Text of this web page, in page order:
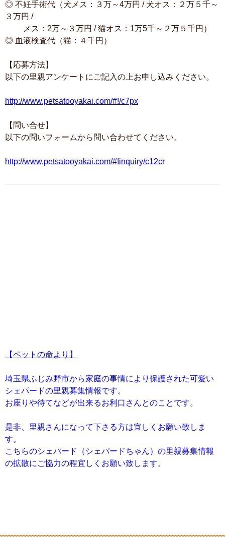
◎ 不妊手術代（犬メス：３万～4万円 / 犬オス：２万５千～
３万円 /
メス：2万～３万円 / 猫オス：1万5千～２万５千円）
◎ 血液検査代（猫：４千円）
【応募方法】
以下の里親アンケートにご記入の上お申し込みください。
http://www.petsatooyakai.com/#!/c7px
【問い合せ】
以下の問いフォームから問い合わせてください。
http://www.petsatooyakai.com/#!inquiry/c12cr
【ペットの命より】
埼玉県ふじみ野市から家庭の事情により保護された可愛い
シェパードの里親募集情報です。
お座りや待てなどが出来るお利口さんとのことです。
是非、里親さんになって下さる方は宜しくお願い致しま
す。
こちらのシェパード（シェパードちゃん）の里親募集情報
の拡散にご協力の程宜しくお願い致します。